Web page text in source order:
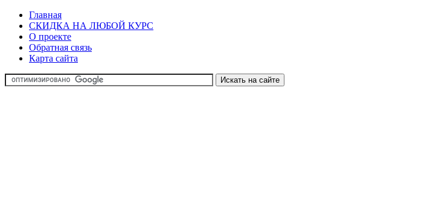
Главная
СКИДКА НА ЛЮБОЙ КУРС
О проекте
Обратная связь
Карта сайта